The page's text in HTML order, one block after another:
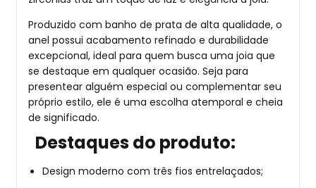
Produzido com banho de prata de alta qualidade, o
anel possui acabamento refinado e durabilidade
excepcional, ideal para quem busca uma joia que
se destaque em qualquer ocasião. Seja para
presentear alguém especial ou complementar seu
próprio estilo, ele é uma escolha atemporal e cheia
de significado.
Destaques do produto:
Design moderno com três fios entrelaçados;